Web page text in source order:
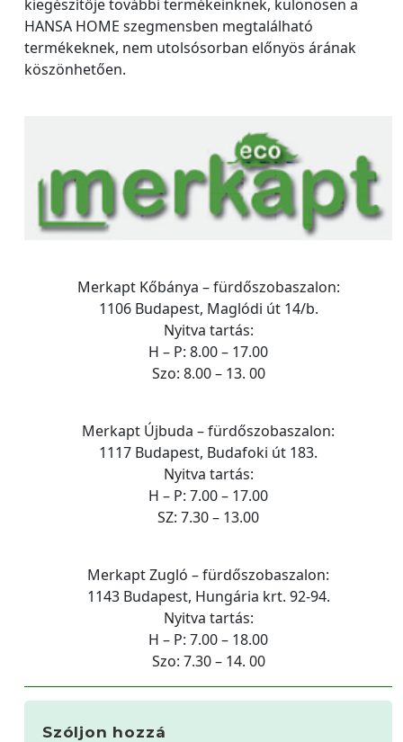
kiegészítője további termékeinknek, különösen a
HANSA HOME szegmensben megtalálható
termékeknek, nem utolsósorban előnyös árának
köszönhetően.
Merkapt Kőbánya – fürdőszobaszalon:
1106 Budapest, Maglódi út 14/b.
Nyitva tartás:
H – P: 8.00 – 17.00
Szo: 8.00 – 13. 00
Merkapt Újbuda – fürdőszobaszalon:
1117 Budapest, Budafoki út 183.
Nyitva tartás:
H – P: 7.00 – 17.00
SZ: 7.30 – 13.00
Merkapt Zugló – fürdőszobaszalon:
1143 Budapest, Hungária krt. 92-94.
Nyitva tartás:
H – P: 7.00 – 18.00
Szo: 7.30 – 14. 00
Szóljon hozzá